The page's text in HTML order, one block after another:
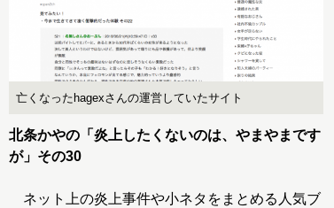
亡くなったhagexさんの運営していたサイト
北条かやの「炎上したくないのは、やまやまです
が」その30
ネット上の炎上事件や小ネタをまとめる人気ブ